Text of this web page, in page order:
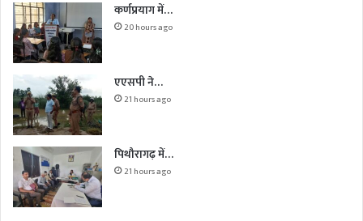
कर्णप्रयाग में…
20 hours ago
एएसपी ने…
21 hours ago
पिथौरागढ़ में…
21 hours ago